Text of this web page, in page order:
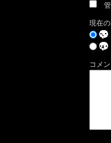
現在
コメン